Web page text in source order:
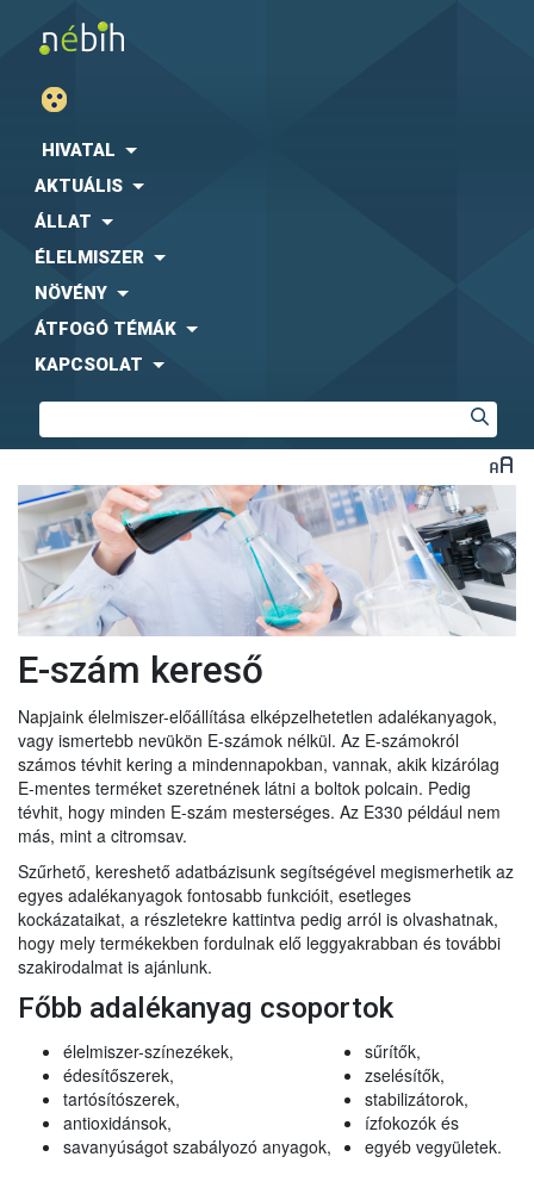
HIVATAL
AKTUÁLIS
ÁLLAT
ÉLELMISZER
NÖVÉNY
ÁTFOGÓ TÉMÁK
KAPCSOLAT
E-szám kereső
Napjaink élelmiszer-előállítása elképzelhetetlen adalékanyagok,
vagy ismertebb nevükön E-számok nélkül. Az E-számokról
számos tévhit kering a mindennapokban, vannak, akik kizárólag
E-mentes terméket szeretnének látni a boltok polcain. Pedig
tévhit, hogy minden E-szám mesterséges. Az E330 például nem
más, mint a citromsav.
Szűrhető, kereshető adatbázisunk segítségével megismerhetik az
egyes adalékanyagok fontosabb funkcióit, esetleges
kockázataikat, a részletekre kattintva pedig arról is olvashatnak,
hogy mely termékekben fordulnak elő leggyakrabban és további
szakirodalmat is ajánlunk.
Főbb adalékanyag csoportok
élelmiszer-színezékek,
édesítőszerek,
tartósítószerek,
antioxidánsok,
savanyúságot szabályozó anyagok,
sűrítők,
zselésítők,
stabilizátorok,
ízfokozók és
egyéb vegyületek.